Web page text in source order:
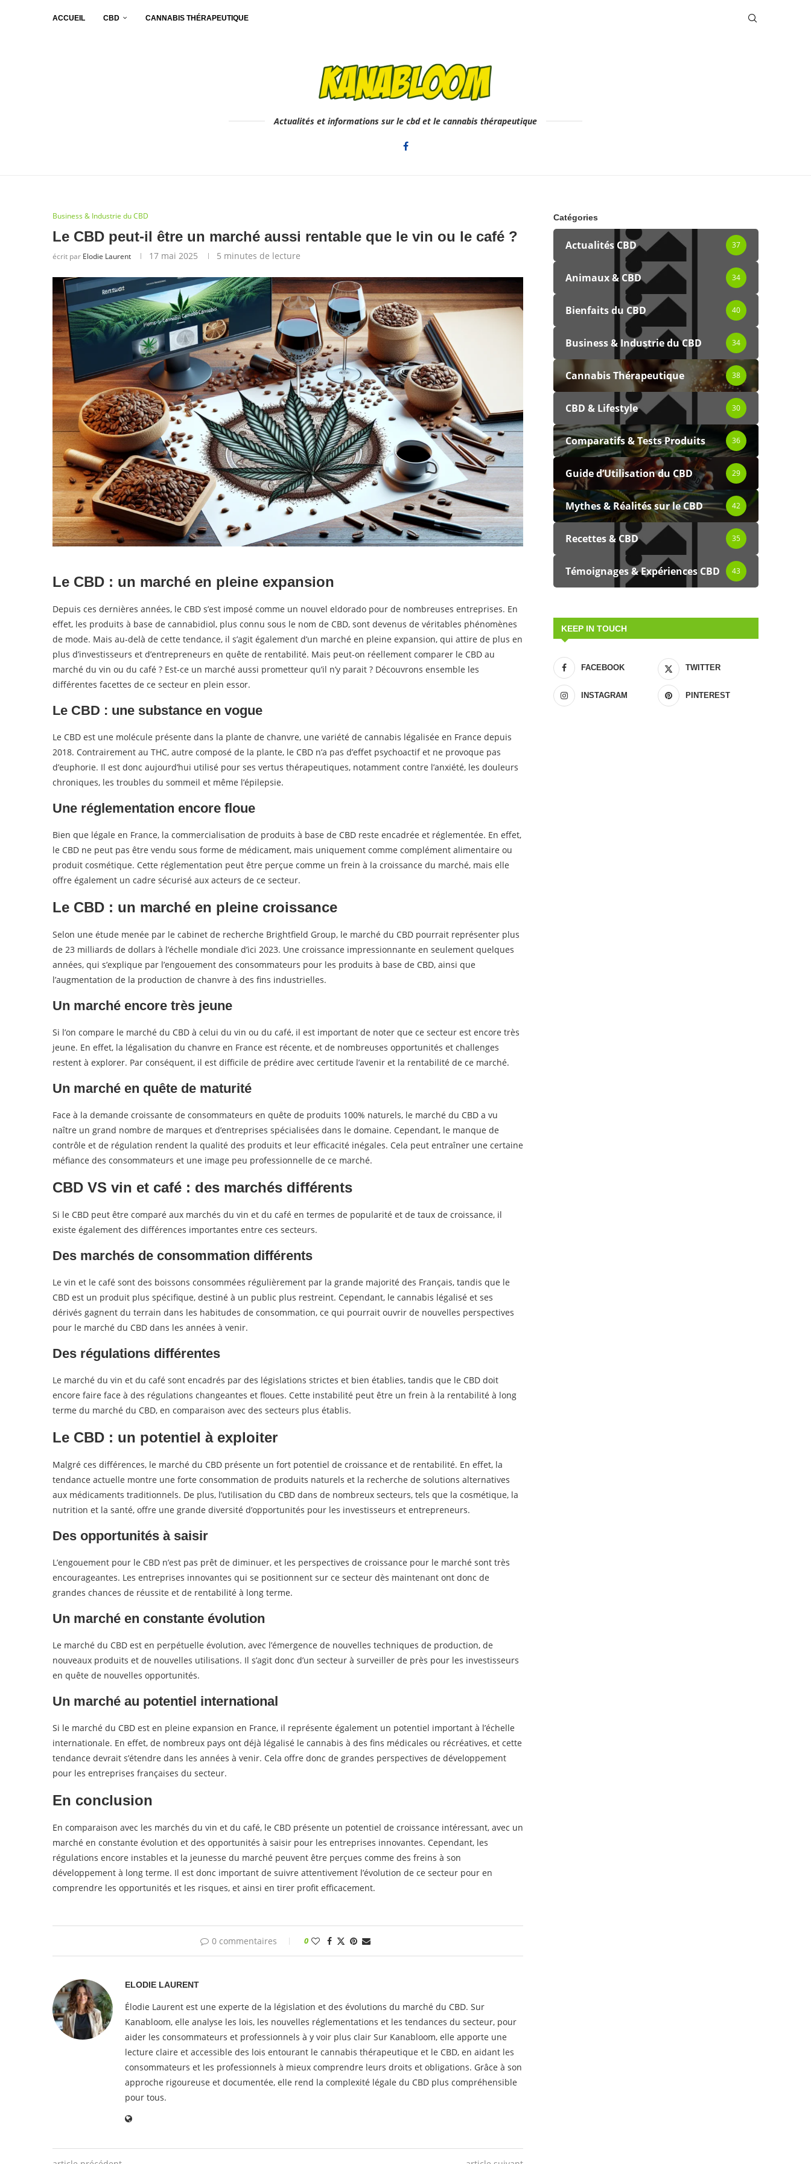
ACCUEIL CBD CANNABIS THÉRAPEUTIQUE
Actualités et informations sur le cbd et le cannabis thérapeutique
Business & Industrie du CBD
Le CBD peut-il être un marché aussi rentable que le vin ou le café ?
écrit par Elodie Laurent 17 mai 2025 5 minutes de lecture
Le CBD : un marché en pleine expansion
Depuis ces dernières années, le CBD s’est imposé comme un nouvel eldorado pour de nombreuses entreprises. En
effet, les produits à base de cannabidiol, plus connu sous le nom de CBD, sont devenus de véritables phénomènes
de mode. Mais au-delà de cette tendance, il s’agit également d’un marché en pleine expansion, qui attire de plus en
plus d’investisseurs et d’entrepreneurs en quête de rentabilité. Mais peut-on réellement comparer le CBD au
marché du vin ou du café ? Est-ce un marché aussi prometteur qu’il n’y parait ? Découvrons ensemble les
différentes facettes de ce secteur en plein essor.
Le CBD : une substance en vogue
Le CBD est une molécule présente dans la plante de chanvre, une variété de cannabis légalisée en France depuis
2018. Contrairement au THC, autre composé de la plante, le CBD n’a pas d’effet psychoactif et ne provoque pas
d’euphorie. Il est donc aujourd’hui utilisé pour ses vertus thérapeutiques, notamment contre l’anxiété, les douleurs
chroniques, les troubles du sommeil et même l’épilepsie.
Une réglementation encore floue
Bien que légale en France, la commercialisation de produits à base de CBD reste encadrée et réglementée. En effet,
le CBD ne peut pas être vendu sous forme de médicament, mais uniquement comme complément alimentaire ou
produit cosmétique. Cette réglementation peut être perçue comme un frein à la croissance du marché, mais elle
offre également un cadre sécurisé aux acteurs de ce secteur.
Le CBD : un marché en pleine croissance
Selon une étude menée par le cabinet de recherche Brightfield Group, le marché du CBD pourrait représenter plus
de 23 milliards de dollars à l’échelle mondiale d’ici 2023. Une croissance impressionnante en seulement quelques
années, qui s’explique par l’engouement des consommateurs pour les produits à base de CBD, ainsi que
l’augmentation de la production de chanvre à des fins industrielles.
Un marché encore très jeune
Si l’on compare le marché du CBD à celui du vin ou du café, il est important de noter que ce secteur est encore très
jeune. En effet, la légalisation du chanvre en France est récente, et de nombreuses opportunités et challenges
restent à explorer. Par conséquent, il est difficile de prédire avec certitude l’avenir et la rentabilité de ce marché.
Un marché en quête de maturité
Face à la demande croissante de consommateurs en quête de produits 100% naturels, le marché du CBD a vu
naître un grand nombre de marques et d’entreprises spécialisées dans le domaine. Cependant, le manque de
contrôle et de régulation rendent la qualité des produits et leur efficacité inégales. Cela peut entraîner une certaine
méfiance des consommateurs et une image peu professionnelle de ce marché.
CBD VS vin et café : des marchés différents
Si le CBD peut être comparé aux marchés du vin et du café en termes de popularité et de taux de croissance, il
existe également des différences importantes entre ces secteurs.
Des marchés de consommation différents
Le vin et le café sont des boissons consommées régulièrement par la grande majorité des Français, tandis que le
CBD est un produit plus spécifique, destiné à un public plus restreint. Cependant, le cannabis légalisé et ses
dérivés gagnent du terrain dans les habitudes de consommation, ce qui pourrait ouvrir de nouvelles perspectives
pour le marché du CBD dans les années à venir.
Des régulations différentes
Le marché du vin et du café sont encadrés par des législations strictes et bien établies, tandis que le CBD doit
encore faire face à des régulations changeantes et floues. Cette instabilité peut être un frein à la rentabilité à long
terme du marché du CBD, en comparaison avec des secteurs plus établis.
Le CBD : un potentiel à exploiter
Malgré ces différences, le marché du CBD présente un fort potentiel de croissance et de rentabilité. En effet, la
tendance actuelle montre une forte consommation de produits naturels et la recherche de solutions alternatives
aux médicaments traditionnels. De plus, l’utilisation du CBD dans de nombreux secteurs, tels que la cosmétique, la
nutrition et la santé, offre une grande diversité d’opportunités pour les investisseurs et entrepreneurs.
Des opportunités à saisir
L’engouement pour le CBD n’est pas prêt de diminuer, et les perspectives de croissance pour le marché sont très
encourageantes. Les entreprises innovantes qui se positionnent sur ce secteur dès maintenant ont donc de
grandes chances de réussite et de rentabilité à long terme.
Un marché en constante évolution
Le marché du CBD est en perpétuelle évolution, avec l’émergence de nouvelles techniques de production, de
nouveaux produits et de nouvelles utilisations. Il s’agit donc d’un secteur à surveiller de près pour les investisseurs
en quête de nouvelles opportunités.
Un marché au potentiel international
Si le marché du CBD est en pleine expansion en France, il représente également un potentiel important à l’échelle
internationale. En effet, de nombreux pays ont déjà légalisé le cannabis à des fins médicales ou récréatives, et cette
tendance devrait s’étendre dans les années à venir. Cela offre donc de grandes perspectives de développement
pour les entreprises françaises du secteur.
En conclusion
En comparaison avec les marchés du vin et du café, le CBD présente un potentiel de croissance intéressant, avec un
marché en constante évolution et des opportunités à saisir pour les entreprises innovantes. Cependant, les
régulations encore instables et la jeunesse du marché peuvent être perçues comme des freins à son
développement à long terme. Il est donc important de suivre attentivement l’évolution de ce secteur pour en
comprendre les opportunités et les risques, et ainsi en tirer profit efficacement.
0 commentaires 0
ELODIE LAURENT
Élodie Laurent est une experte de la législation et des évolutions du marché du CBD. Sur
Kanabloom, elle analyse les lois, les nouvelles réglementations et les tendances du secteur, pour
aider les consommateurs et professionnels à y voir plus clair Sur Kanabloom, elle apporte une
lecture claire et accessible des lois entourant le cannabis thérapeutique et le CBD, en aidant les
consommateurs et les professionnels à mieux comprendre leurs droits et obligations. Grâce à son
approche rigoureuse et documentée, elle rend la complexité légale du CBD plus compréhensible
pour tous.
Catégories
Actualités CBD 37
Animaux & CBD 34
Bienfaits du CBD 40
Business & Industrie du CBD 34
Cannabis Thérapeutique 38
CBD & Lifestyle 30
Comparatifs & Tests Produits 36
Guide d’Utilisation du CBD 29
Mythes & Réalités sur le CBD 42
Recettes & CBD 35
Témoignages & Expériences CBD 43
KEEP IN TOUCH
FACEBOOK TWITTER
INSTAGRAM PINTEREST